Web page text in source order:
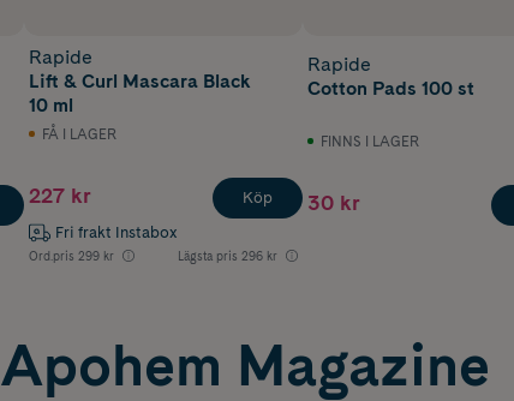
Rapide
Lift & Curl Mascara Black
10 ml
FÅ I LAGER
227 kr
Fri frakt Instabox
Ord.pris 299 kr Lägsta pris 296 kr
Köp
Rapide
Cotton Pads 100 st
FINNS I LAGER
30 kr
Apohem Magazine